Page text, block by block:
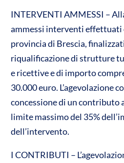
INTERVENTI AMMESSI –
ammessi interventi effettuati
provincia di Brescia,
riqualificazione di strutture
e ricettive e di importo
30.000 euro. L’agevolazione
concessione di un contributo
limite massimo del 35%
dell’intervento.
I CONTRIBUTI –